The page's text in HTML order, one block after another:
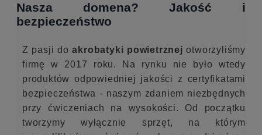
MK
Małgorzata Kocińska
5 miesięcy temu
Nasza domena? Jakość i
bezpieczeństwo
Z pasji doakrobatyki powietrznej otworzyliśmy
firmę w 2017 roku. Na rynku nie było wtedy
produktów odpowiedniej jakości z certyfikatami
bezpieczeństwa - naszym zdaniem niezbędnych
przy ćwiczeniach na wysokości. Od początku
tworzymy wyłącznie sprzęt, na którym